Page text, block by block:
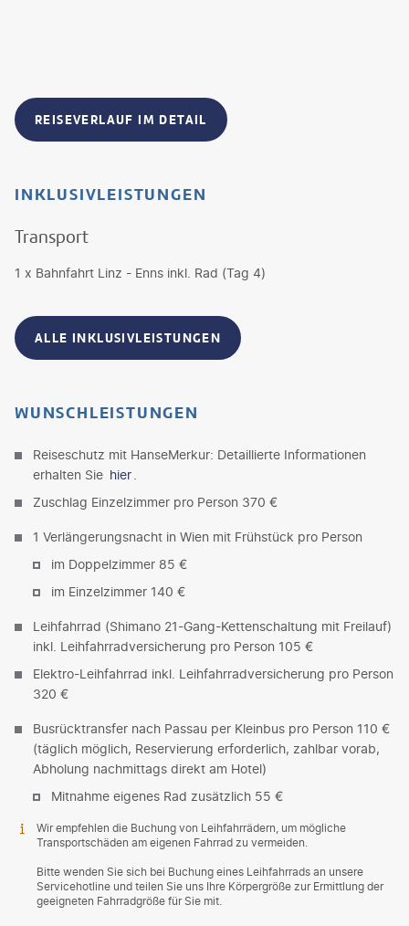
REISEVERLAUF IM DETAIL
INKLUSIVLEISTUNGEN
Transport
1 x Bahnfahrt Linz - Enns inkl. Rad (Tag 4)
ALLE INKLUSIVLEISTUNGEN
WUNSCHLEISTUNGEN
Reiseschutz mit HanseMerkur: Detaillierte Informationen
erhalten Sie hier
Zuschlag Einzelzimmer pro Person 370 €
1 Verlängerungsnacht in Wien mit Frühstück pro Person
im Doppelzimmer 85 €
im Einzelzimmer 140 €
Leihfahrrad (Shimano 21-Gang-Kettenschaltung mit Freilauf)
inkl. Leihfahrradversicherung pro Person 105 €
Elektro-Leihfahrrad inkl. Leihfahrradversicherung pro Person
320 €
Busrücktransfer nach Passau per Kleinbus pro Person 110 €
(täglich möglich, Reservierung erforderlich, zahlbar vorab,
Abholung nachmittags direkt am Hotel)
Mitnahme eigenes Rad zusätzlich 55 €
Wir empfehlen die Buchung von Leihfahrrädern, um mögliche
Transportschäden am eigenen Fahrrad zu vermeiden.
Bitte wenden Sie sich bei Buchung eines Leihfahrrads an unsere
Servicehotline und teilen Sie uns Ihre Körpergröße zur Ermittlung der
geeigneten Fahrradgröße für Sie mit.